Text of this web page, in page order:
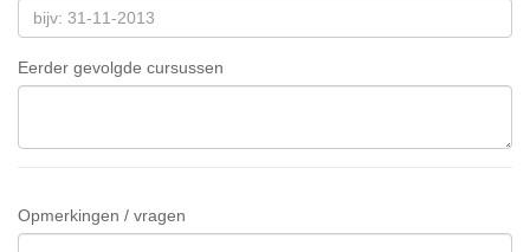
Eerder gevolgde cursussen
Opmerkingen / vragen